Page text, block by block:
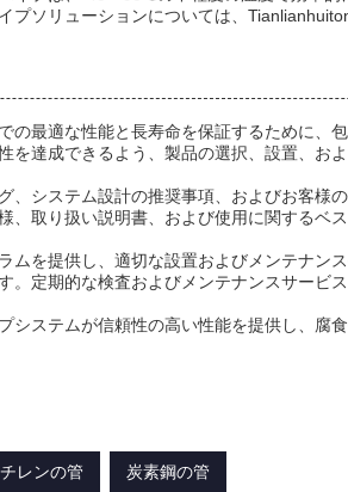
ソリューションについては、
の最適な性能と長寿命を保証するために、
を達成できるよう、製品の選択、設置、お
、システム設計の推奨事項、およびお客様
、取り扱い説明書、および使用に関するベ
ムを提供し、適切な設置およびメンテナン
。定期的な検査およびメンテナンスサービ
システムが信頼性の高い性能を提供し、腐
レンの管 炭素鋼の管